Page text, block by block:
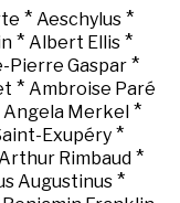
* Aeschylus *
* Albert Ellis*
Pierre Gaspar *
* Ambroise Paré
Angela Merkel *
Exupéry *
Rimbaud *
Augustinus*